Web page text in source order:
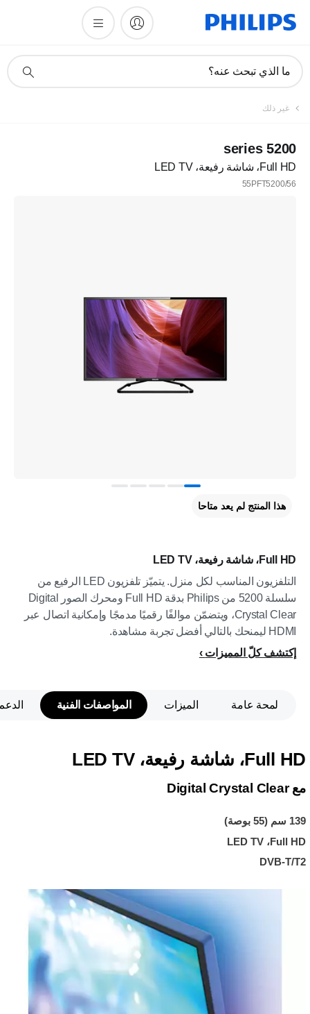
دعم
ما الذي تبحث عنه؟
غير ذلك
5200 series
Full HD، شاشة رفيعة، LED TV
55PFT5200/56
Full HD، شاشة رفيعة، LED TV
التلفزيون المناسب لكل منزل. يتميّز تلفزيون LED الرفيع من
سلسلة 5200 من Philips بدقة Full HD ومحرك الصور Digital
Crystal Clear، ويتضمّن موالفًا رقميًا مدمجًا وإمكانية اتصال عبر
HDMI ليمنحك بالتالي أفضل تجربة مشاهدة.
إكتشف كلّ المميزات
هذا المنتج لم يعد متاحا
لمحة عامة الميزات المواصفات الفنية
Full HD، شاشة رفيعة، LED TV
مع Digital Crystal Clear
139 سم (55 بوصة)
Full HD، ‏LED TV
DVB-T/T2